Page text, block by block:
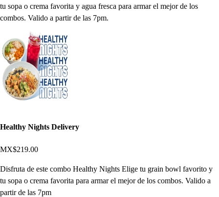
tu sopa o crema favorita y agua fresca para armar el mejor de los
combos. Valido a partir de las 7pm.
Healthy Nights Delivery
MX$219.00
Disfruta de este combo Healthy Nights Elige tu grain bowl favorito y
tu sopa o crema favorita para armar el mejor de los combos. Valido a
partir de las 7pm